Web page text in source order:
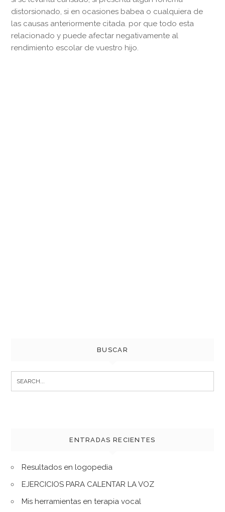
distorsionado, si en ocasiones babea o cualquiera de
las causas anteriormente citada. por que todo esta
relacionado y puede afectar negativamente al
rendimiento escolar de vuestro hijo.
BUSCAR
for:
ENTRADAS RECIENTES
Resultados en logopedia
EJERCICIOS PARA CALENTAR LA VOZ
Mis herramientas en terapia vocal